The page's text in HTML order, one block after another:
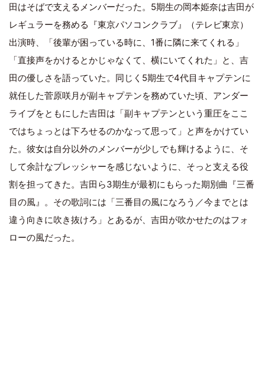
田はそばで支えるメンバーだった。5期生の岡本姫奈は吉田が
レギュラーを務める『東京パソコンクラブ』（テレビ東京）
出演時、「後輩が困っている時に、1番に隣に来てくれる」
「直接声をかけるとかじゃなくて、横にいてくれた」と、吉
田の優しさを語っていた。同じく5期生で4代目キャプテンに
就任した菅原咲月が副キャプテンを務めていた頃、アンダー
ライブをともにした吉田は「副キャプテンという重圧をここ
ではちょっとは下ろせるのかなって思って」と声をかけてい
た。彼女は自分以外のメンバーが少しでも輝けるように、そ
して余計なプレッシャーを感じないように、そっと支える役
割を担ってきた。吉田ら3期生が最初にもらった期別曲『三番
目の風』。その歌詞には「三番目の風になろう／今までとは
違う向きに吹き抜けろ」とあるが、吉田が吹かせたのはフォ
ローの風だった。